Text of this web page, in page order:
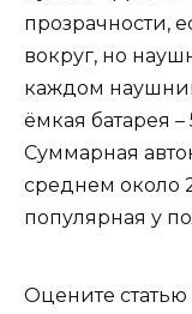
прозрачности,
вокруг, но
каждом
ёмкая батарея
Суммарная
среднем около
популярная у
Оцените статью